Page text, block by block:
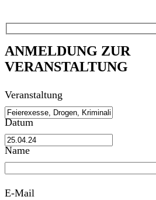
ANMELDUNG ZUR
VERANSTALTUNG
Veranstaltung
Datum
Name
E-Mail